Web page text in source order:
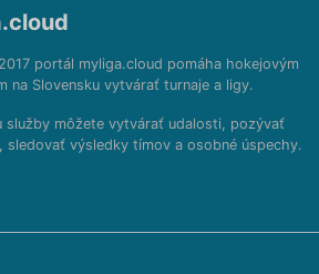
portál myliga.cloud pomáha hokejovým
na Slovensku vytvárať turnaje a ligy.
služby môžete vytvárať udalosti, pozývať
sledovať výsledky tímov a osobné úspechy.